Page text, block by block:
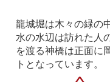
龍城堀は木々の緑の
水の水辺は訪れた人
を渡る神橋は正面に
トとなっています。